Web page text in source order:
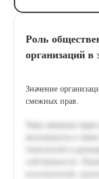
Роль
организаций
Значение
смежных прав.